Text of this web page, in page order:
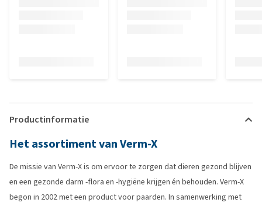
Productinformatie
Het assortiment van Verm-X
De missie van Verm-X is om ervoor te zorgen dat dieren gezond blijven
en een gezonde darm -flora en -hygiëne krijgen én behouden. Verm-X
begon in 2002 met een product voor paarden. In samenwerking met